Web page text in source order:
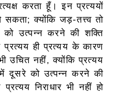
करता हूँ। इन प्रत्ययों
सकता; क्योंकि जड़-तत्त्व तो
को उत्पन्न करने की शक्ति
ही प्रत्यय के कारण
उचित नहीं, क्योंकि प्रत्यय
दूसरे को उत्पन्न करने की
निराधार भी नहीं हो